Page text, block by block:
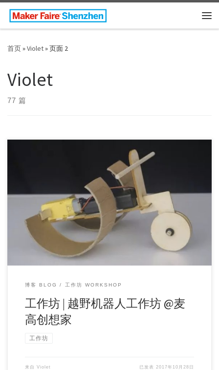
Skip to content
首页»Violet»页面 2
Violet
77 篇
工作坊主题：越野机器人工作坊 Design Cross-country Robot 工
作坊时长：90 […]
博客 BLOG 工作坊 WORKSHOP
工作坊 | 越野机器人工作坊 @麦
高创想家
工作坊
来自 Violet 已发表 2017年10月28日